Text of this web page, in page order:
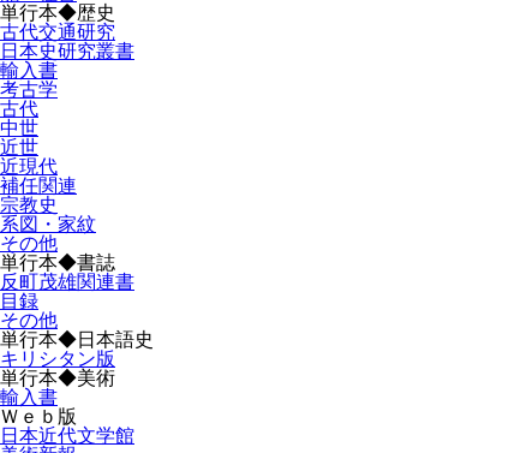
単行本◆歴史
古代交通研究
日本史研究叢書
輸入書
考古学
古代
中世
近世
近現代
補任関連
宗教史
系図・家紋
その他
単行本◆書誌
反町茂雄関連書
目録
その他
単行本◆日本語史
キリシタン版
単行本◆美術
輸入書
Ｗｅｂ版
日本近代文学館